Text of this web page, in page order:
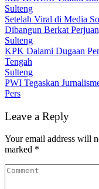
Sulteng
Setelah Viral di Media
Dibangun Berkat
Sulteng
KPK Dalami Dugaan
Tengah
Sulteng
PWI Tegaskan
Pers
Leave a Reply
Your email address will
marked *